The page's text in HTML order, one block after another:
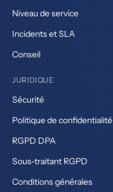
Niveau de service
Incidents et SLA
Conseil
JURIDIQUE
Sécurité
Politique de confidentialité
RGPD DPA
Sous-traitant RGPD
Conditions générales